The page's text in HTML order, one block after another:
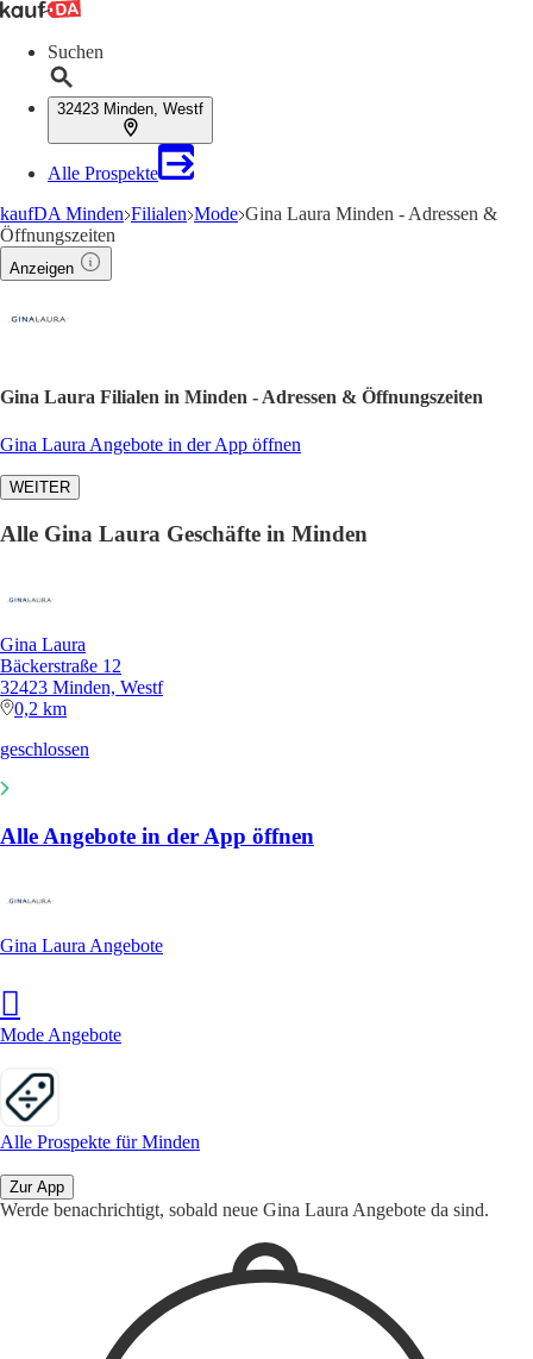
Suchen
32423 Minden, Westf
Alle Prospekte
kaufDA Minden Filialen Mode Gina Laura Minden - Adressen &
Öffnungszeiten
Anzeigen
Gina Laura Filialen in Minden - Adressen & Öffnungszeiten
Gina Laura Angebote in der App öffnen
WEITER
Alle Gina Laura Geschäfte in Minden
Gina Laura
Bäckerstraße 12
32423 Minden, Westf
0,2 km
geschlossen
Alle Angebote in der App öffnen
Gina Laura Angebote
Mode Angebote
Alle Prospekte für Minden
Zur App
Werde benachrichtigt, sobald neue Gina Laura Angebote da sind.